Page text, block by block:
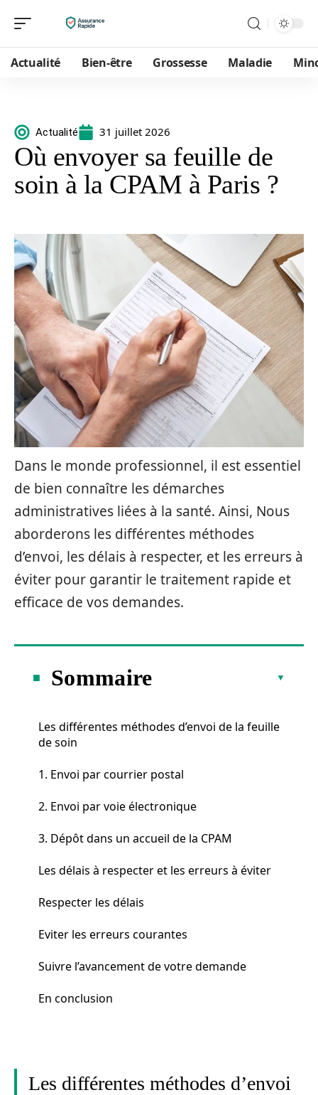
Actualité Bien-être Grossesse Maladie
Actualité 31 juillet 2026
Où envoyer sa feuille de
soin à la CPAM à Paris ?
Dans le monde professionnel, il est essentiel
de bien connaître les démarches
administratives liées à la santé. Ainsi, Nous
aborderons les différentes méthodes
d’envoi, les délais à respecter, et les erreurs à
éviter pour garantir le traitement rapide et
efficace de vos demandes.
Sommaire
Les différentes méthodes d’envoi de la feuille
de soin
1. Envoi par courrier postal
2. Envoi par voie électronique
3. Dépôt dans un accueil de la CPAM
Les délais à respecter et les erreurs à éviter
Respecter les délais
Eviter les erreurs courantes
Suivre l’avancement de votre demande
En conclusion
Les différentes méthodes d’envoi